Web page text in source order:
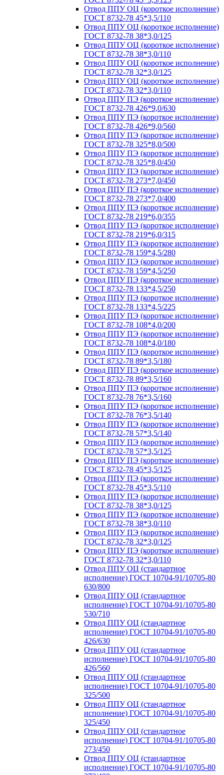
Отвод ППУ ОЦ (короткое исполнение)
ГОСТ 8732-78 45*3,5/110
Отвод ППУ ОЦ (короткое исполнение)
ГОСТ 8732-78 38*3,0/125
Отвод ППУ ОЦ (короткое исполнение)
ГОСТ 8732-78 38*3,0/110
Отвод ППУ ОЦ (короткое исполнение)
ГОСТ 8732-78 32*3,0/125
Отвод ППУ ОЦ (короткое исполнение)
ГОСТ 8732-78 32*3,0/110
Отвод ППУ ПЭ (короткое исполнение)
ГОСТ 8732-78 426*9,0/630
Отвод ППУ ПЭ (короткое исполнение)
ГОСТ 8732-78 426*9,0/560
Отвод ППУ ПЭ (короткое исполнение)
ГОСТ 8732-78 325*8,0/500
Отвод ППУ ПЭ (короткое исполнение)
ГОСТ 8732-78 325*8,0/450
Отвод ППУ ПЭ (короткое исполнение)
ГОСТ 8732-78 273*7,0/450
Отвод ППУ ПЭ (короткое исполнение)
ГОСТ 8732-78 273*7,0/400
Отвод ППУ ПЭ (короткое исполнение)
ГОСТ 8732-78 219*6,0/355
Отвод ППУ ПЭ (короткое исполнение)
ГОСТ 8732-78 219*6,0/315
Отвод ППУ ПЭ (короткое исполнение)
ГОСТ 8732-78 159*4,5/280
Отвод ППУ ПЭ (короткое исполнение)
ГОСТ 8732-78 159*4,5/250
Отвод ППУ ПЭ (короткое исполнение)
ГОСТ 8732-78 133*4,5/250
Отвод ППУ ПЭ (короткое исполнение)
ГОСТ 8732-78 133*4,5/225
Отвод ППУ ПЭ (короткое исполнение)
ГОСТ 8732-78 108*4,0/200
Отвод ППУ ПЭ (короткое исполнение)
ГОСТ 8732-78 108*4,0/180
Отвод ППУ ПЭ (короткое исполнение)
ГОСТ 8732-78 89*3,5/180
Отвод ППУ ПЭ (короткое исполнение)
ГОСТ 8732-78 89*3,5/160
Отвод ППУ ПЭ (короткое исполнение)
ГОСТ 8732-78 76*3,5/160
Отвод ППУ ПЭ (короткое исполнение)
ГОСТ 8732-78 76*3,5/140
Отвод ППУ ПЭ (короткое исполнение)
ГОСТ 8732-78 57*3,5/140
Отвод ППУ ПЭ (короткое исполнение)
ГОСТ 8732-78 57*3,5/125
Отвод ППУ ПЭ (короткое исполнение)
ГОСТ 8732-78 45*3,5/125
Отвод ППУ ПЭ (короткое исполнение)
ГОСТ 8732-78 45*3,5/110
Отвод ППУ ПЭ (короткое исполнение)
ГОСТ 8732-78 38*3,0/125
Отвод ППУ ПЭ (короткое исполнение)
ГОСТ 8732-78 38*3,0/110
Отвод ППУ ПЭ (короткое исполнение)
ГОСТ 8732-78 32*3,0/125
Отвод ППУ ПЭ (короткое исполнение)
ГОСТ 8732-78 32*3,0/110
Отвод ППУ ОЦ (стандартное
исполнение) ГОСТ 10704-91/10705-80
630/800
Отвод ППУ ОЦ (стандартное
исполнение) ГОСТ 10704-91/10705-80
530/710
Отвод ППУ ОЦ (стандартное
исполнение) ГОСТ 10704-91/10705-80
426/630
Отвод ППУ ОЦ (стандартное
исполнение) ГОСТ 10704-91/10705-80
426/560
Отвод ППУ ОЦ (стандартное
исполнение) ГОСТ 10704-91/10705-80
325/500
Отвод ППУ ОЦ (стандартное
исполнение) ГОСТ 10704-91/10705-80
325/450
Отвод ППУ ОЦ (стандартное
исполнение) ГОСТ 10704-91/10705-80
273/450
Отвод ППУ ОЦ (стандартное
исполнение) ГОСТ 10704-91/10705-80